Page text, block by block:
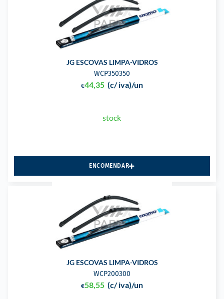
JG ESCOVAS LIMPA-VIDROS
WCP350350
€44,35 (c/ iva)/un
stock
ENCOMENDAR
JG ESCOVAS LIMPA-VIDROS
WCP200300
€58,55 (c/ iva)/un